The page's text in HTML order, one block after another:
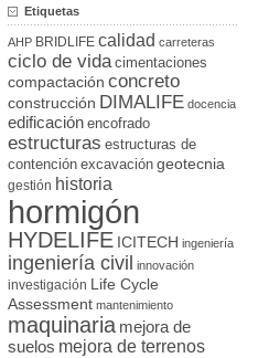
Etiquetas
AHP BRIDLIFE calidad carreteras
ciclo de vida cimentaciones
compactación concreto
construcción DIMALIFE docencia
edificación encofrado
estructuras estructuras de
contención excavación geotecnia
gestión historia
hormigón
HYDELIFE ICITECH ingeniería
ingeniería civil innovación
investigación
Life Cycle
Assessment mantenimiento
maquinaria mejora de
suelos mejora de terrenos